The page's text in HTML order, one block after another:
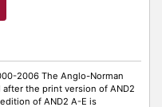
2006 The Anglo-Norman
the print version of AND2
of AND2 A-E is